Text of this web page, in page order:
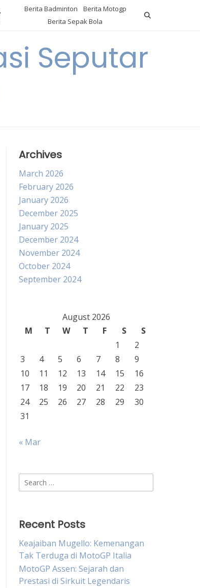
Berita Badminton
Berita Motogp
Berita Sepak Bola
Seputar
Archives
March 2026
February 2026
January 2026
December 2025
January 2025
December 2024
November 2024
October 2024
September 2024
August 2026
M
T W T F S
S
1
2
3
4 5 6 7 8
9
10
11 12 13 14 15
16
17
18 19 20 21 22
23
24
25 26 27 28 29
30
31
« Mar
Search
for:
Recent Posts
Keajaiban Mugello: Kemenangan
Tak Terduga di MotoGP Italia
MotoGP Assen: Sejarah dan
Prestasi di Sirkuit Legendaris